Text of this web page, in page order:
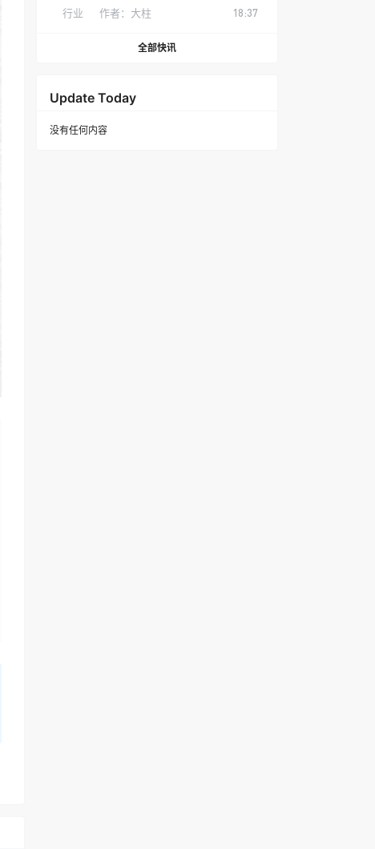
行业 作者： 大柱 18:37
全部快讯
Update Today
没有任何内容